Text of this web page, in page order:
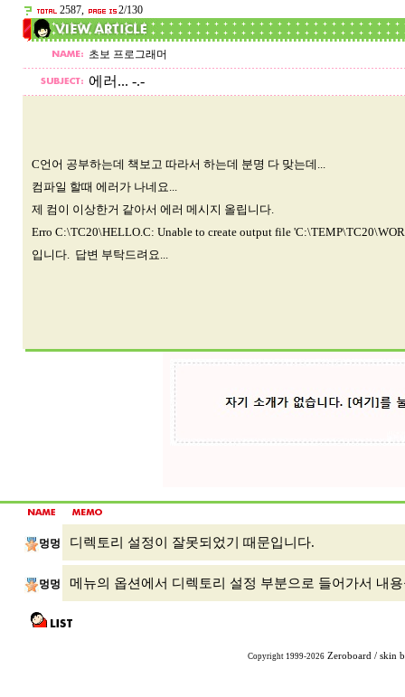
2587, 2/130
초보 프로그래머
에러... -.-
C언어 공부하는데 책보고 따라서 하는데 분명 다 맞는데...
컴파일 할때 에러가 나네요...
제 컴이 이상한거 같아서 에러 메시지 올립니다.
Erro C:\TC20\HELLO.C: Unable to create output file
입니다. 답변 부탁드려요...
멍멍 디렉토리 설정이 잘못되었기 때문입니다.
멍멍 메뉴의 옵션에서 디렉토리 설정 부분으로 들어가서 내
Copyright 1999-2026 Zeroboard / skin